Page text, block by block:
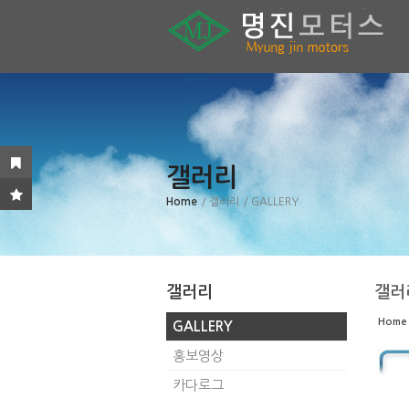
갤러리
Home / 갤러리 / GALLERY
갤러리
GALLERY
홍보영상
카다로그
갤러
Home
Sketchbook5, 스케치북5
Sketchbook5, 스케치북5
Sketchbook5, 스케치북5
Sketchbook5, 스케치북5